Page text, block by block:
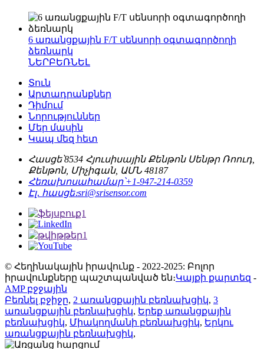
6 առանցքային F/T սենսորի օգտագործողի
ձեռնարկ
ՆԵՐԲԵՌՆԵԼ
Տուն
Արտադրանքներ
Դիմում
Նորություններ
Մեր մասին
Կապ մեզ հետ
Հասցե՝8534 Հյուսիսային Քենթոն Սենթր Ռոուդ,
Քենթոն, Միչիգան, ԱՄՆ 48187
Հեռախոսահամար՝+1-947-214-0359
Էլ․ հասցե։sri@srisensor.com
© Հեղինակային իրավունք - 2022-2025: Բոլոր
իրավունքները պաշտպանված են։Կայքի քարտեզ -
AMP բջջային
Բեռնել բջիջը, 2 առանցքային բեռնախցիկ, 3
առանցքային բեռնախցիկ, Երեք առանցքային
բեռնախցիկ, Միակողմանի բեռնախցիկ, Երկու
առանցքային բեռնախցիկ,